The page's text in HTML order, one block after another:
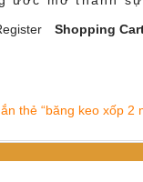
Shopping
thẻ “băng keo xốp 2